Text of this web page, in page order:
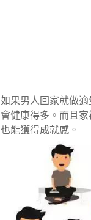
如果男人回家就做
會健康得多。而且
也能獲得成就感。